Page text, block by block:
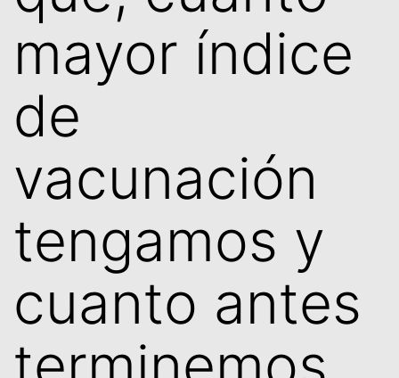
mayor índice
de
vacunación
tengamos y
cuanto antes